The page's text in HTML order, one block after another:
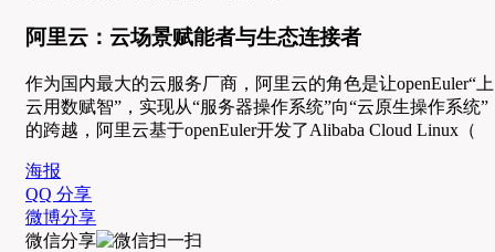
阿里云：云场景赋能者与生态连接者
作为国内最大的云服务厂商，阿里云的角色是让openEuler“上
云用数赋智”，实现从“服务器操作系统”向“云原生操作系统”
的跨越，阿里云基于openEuler开发了Alibaba Cloud Linux（
海报
QQ 分享
微博分享
微信分享